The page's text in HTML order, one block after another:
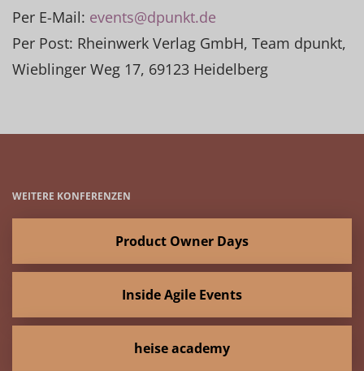
Per E-Mail: events@dpunkt.de
Per Post: Rheinwerk Verlag GmbH, Team dpunkt,
Wieblinger Weg 17, 69123 Heidelberg
WEITERE KONFERENZEN
Product Owner Days
Inside Agile Events
heise academy